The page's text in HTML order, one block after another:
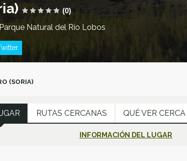
(0)
Natural del Río Lobos
(SORIA)
RUTAS CERCANAS QUÉ VER CERCA
INFORMACIÓN DEL LUGAR